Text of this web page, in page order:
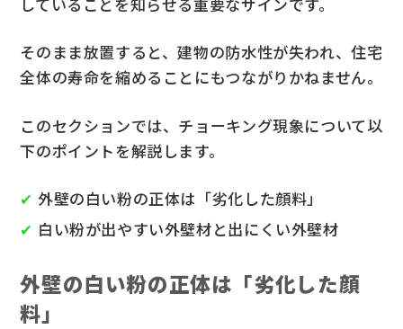
そのまま放置すると、建物の防水性が失われ、住宅
全体の寿命を縮めることにもつながりかねません。
このセクションでは、チョーキング現象について以
下のポイントを解説します。
外壁の白い粉の正体は「劣化した顔料」
白い粉が出やすい外壁材と出にくい外壁材
外壁の白い粉の正体は「劣化した顔
料」